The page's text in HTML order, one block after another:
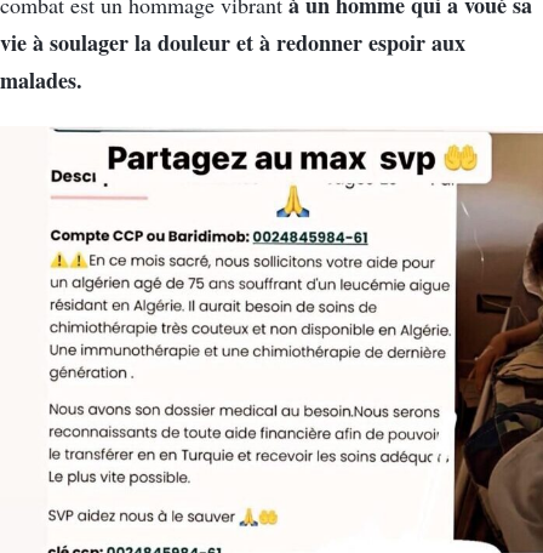
vie à soulager la douleur et à redonner espoir aux
malades.